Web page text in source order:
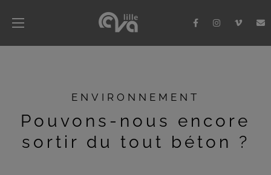
ENVIRONNEMENT
Pouvons-nous encore
sortir du tout béton ?